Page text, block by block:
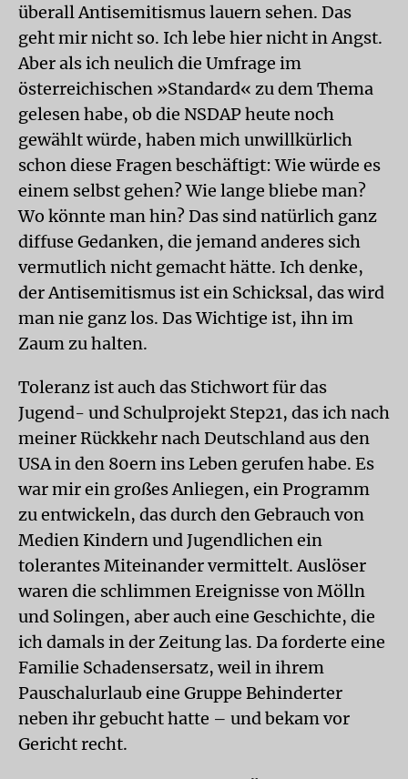
überall Antisemitismus lauern sehen. Das
geht mir nicht so. Ich lebe hier nicht in Angst.
Aber als ich neulich die Umfrage im
österreichischen »Standard« zu dem Thema
gelesen habe, ob die NSDAP heute noch
gewählt würde, haben mich unwillkürlich
schon diese Fragen beschäftigt: Wie würde es
einem selbst gehen? Wie lange bliebe man?
Wo könnte man hin? Das sind natürlich ganz
diffuse Gedanken, die jemand anderes sich
vermutlich nicht gemacht hätte. Ich denke,
der Antisemitismus ist ein Schicksal, das wird
man nie ganz los. Das Wichtige ist, ihn im
Zaum zu halten.
Toleranz ist auch das Stichwort für das
Jugend- und Schulprojekt Step21, das ich nach
meiner Rückkehr nach Deutschland aus den
USA in den 80ern ins Leben gerufen habe. Es
war mir ein großes Anliegen, ein Programm
zu entwickeln, das durch den Gebrauch von
Medien Kindern und Jugendlichen ein
tolerantes Miteinander vermittelt. Auslöser
waren die schlimmen Ereignisse von Mölln
und Solingen, aber auch eine Geschichte, die
ich damals in der Zeitung las. Da forderte eine
Familie Schadensersatz, weil in ihrem
Pauschalurlaub eine Gruppe Behinderter
neben ihr gebucht hatte – und bekam vor
Gericht recht.